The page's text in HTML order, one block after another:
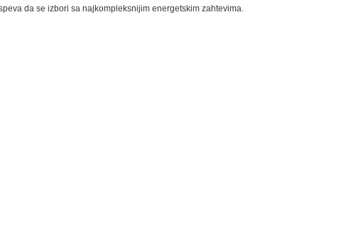
da se izbori sa najkompleksnijim energetskim zahtevima.